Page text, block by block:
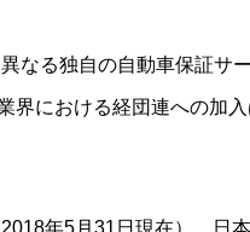
なる独自の自動車保証サ
界における経団連への加
年5月31日現在）、日